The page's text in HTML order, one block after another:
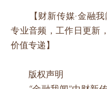
【财新传媒·金融我
专业音频，工作日更新
价值专递】
版权声明